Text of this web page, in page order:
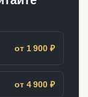
от 1 900 ₽
от 4 900 ₽